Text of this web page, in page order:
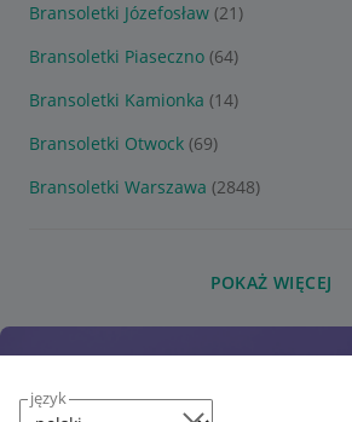
język
Bransoletki Józefosław (21)
Bransoletki Piaseczno (64)
Bransoletki Kamionka (14)
Bransoletki Otwock (69)
Bransoletki Warszawa (2848)
POKAŻ WIĘCEJ